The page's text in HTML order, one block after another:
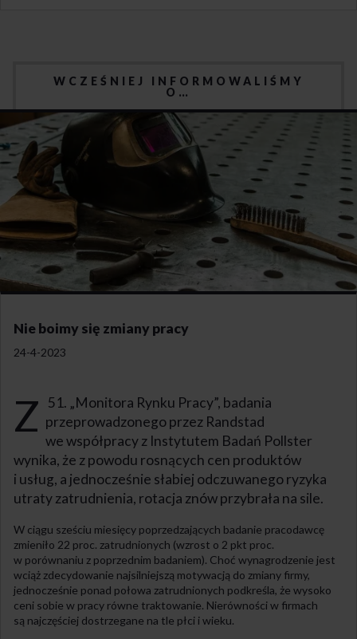
WCZEŚNIEJ INFORMOWALIŚMY
O…
Nie boimy się zmiany pracy
24-4-2023
Z
51. „Monitora Rynku Pracy”, badania
przeprowadzonego przez Randstad
we współpracy z Instytutem Badań Pollster
wynika, że z powodu rosnących cen produktów
i usług, a jednocześnie słabiej odczuwanego ryzyka
utraty zatrudnienia, rotacja znów przybrała na sile.
W ciągu sześciu miesięcy poprzedzających badanie pracodawcę
zmieniło 22 proc. zatrudnionych (wzrost o 2 pkt proc.
w porównaniu z poprzednim badaniem). Choć wynagrodzenie jest
wciąż zdecydowanie najsilniejszą motywacją do zmiany firmy,
jednocześnie ponad połowa zatrudnionych podkreśla, że wysoko
ceni sobie w pracy równe traktowanie. Nierówności w firmach
są najczęściej dostrzegane na tle płci i wieku.